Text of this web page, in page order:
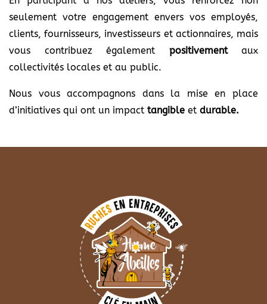
seulement votre engagement envers vos employés,
clients, fournisseurs, investisseurs et actionnaires, mais
vous contribuez également positivementaux
collectivités locales et au public.
Nous vous accompagnons dans la mise en place
d’initiatives qui ont un impact tangible et durable.